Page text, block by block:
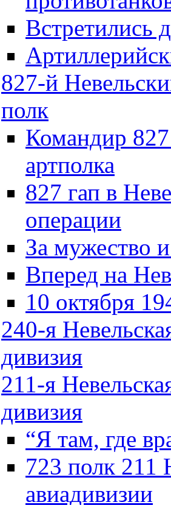
Встретились
827-й
полк
Командир 827
артполка
827 гап в
операции
За мужество
Вперед на
10 октября
240-я
дивизия
211-я
дивизия
“Я там, где
723 полк 211
авиадивизии